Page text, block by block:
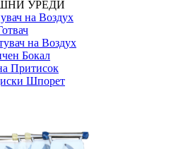
УРЕДИ
на Воздух
на Воздух
Бокал
Притисок
Шпорет